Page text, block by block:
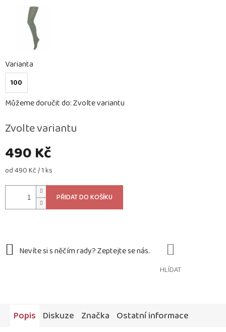
490 Kč
Měrná
od 490 Kč / 1 ks
Zvolte variantu
Varianta
100
Můžeme doručit do:Zvolte variantu
PŘIDAT DO KOŠÍKU
HLÍDAT
Popis Diskuze Značka Ostatní informace